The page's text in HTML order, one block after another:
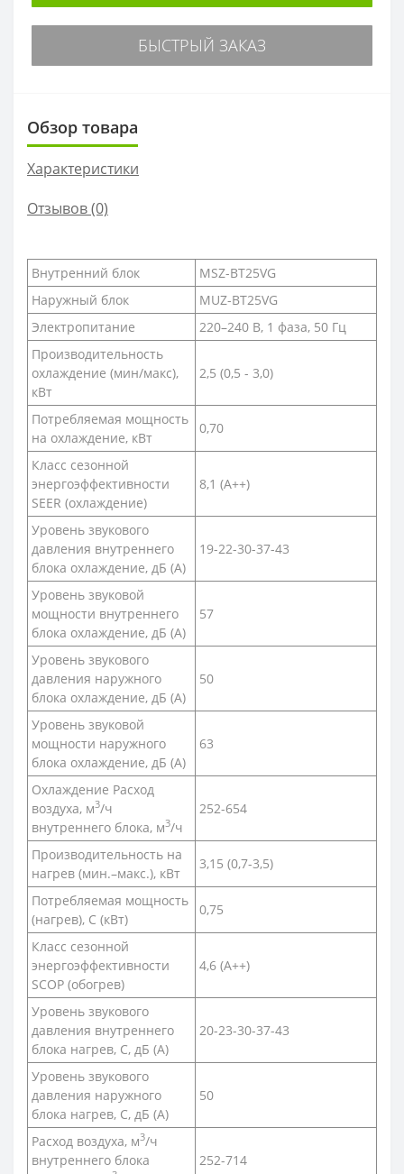
БЫСТРЫЙ ЗАКАЗ
Обзор товара
Характеристики
Отзывов (0)
Внутренний блок
MSZ-BT25VG
Наружный блок
MUZ-BT25VG
Электропитание
220–240 B, 1 фаза, 50 Гц
Производительность
охлаждение (мин/макс),
кВт
2,5 (0,5 - 3,0)
Потребляемая мощность
на охлаждение, кВт
0,70
Класс сезонной
энергоэффективности
SEER (охлаждение)
8,1 (A++)
Уровень звукового
давления внутреннего
блока охлаждение, дБ (А)
19-22-30-37-43
Уровень звуковой
мощности внутреннего
блока охлаждение, дБ (А)
57
Уровень звукового
давления наружного
блока охлаждение, дБ (А)
50
Уровень звуковой
мощности наружного
блока охлаждение, дБ (А)
63
Охлаждение Расход
воздуха, м3/ч
внутреннего блока, м3/ч
252-654
Производительность на
нагрев (мин.–макс.), кВт
3,15 (0,7-3,5)
Потребляемая мощность
(нагрев), С (кВт)
0,75
Класс сезонной
энергоэффективности
SCOP (обогрев)
4,6 (A++)
Уровень звукового
давления внутреннего
блока нагрев, С, дБ (А)
20-23-30-37-43
Уровень звукового
давления наружного
блока нагрев, С, дБ (А)
50
Расход воздуха, м3/ч
внутреннего блока
252-714